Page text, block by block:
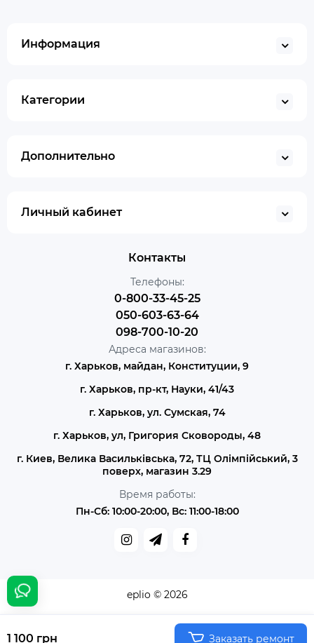
1 100 грн Заказать ремонт
Информация
Категории
Дополнительно
Личный кабинет
Контакты
Телефоны:
0-800-33-45-25
050-603-63-64
098-700-10-20
Адреса магазинов:
г. Харьков, майдан, Конституции, 9
г. Харьков, пр-кт, Науки, 41/43
г. Харьков, ул. Сумская, 74
г. Харьков, ул, Григория Сковороды, 48
г. Киев, Велика Васильківська, 72, ТЦ Олімпійський, 3
поверх, магазин 3.29
Время работы:
Пн-Сб: 10:00-20:00, Вс: 11:00-18:00
eplio © 2026